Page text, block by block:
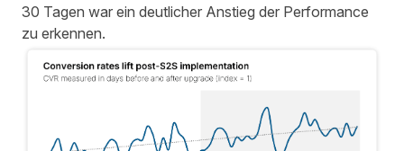
30 Tagen war ein deutlicher Anstieg der Performance
zu erkennen.